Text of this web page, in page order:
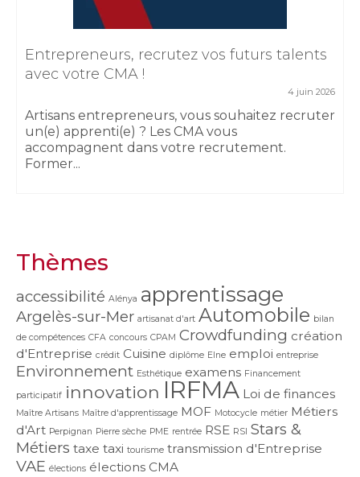
Entrepreneurs, recrutez vos futurs talents
avec votre CMA !
4 juin 2026
Artisans entrepreneurs, vous souhaitez recruter
un(e) apprenti(e) ? Les CMA vous
accompagnent dans votre recrutement.
Former...
Thèmes
accessibilité Alénya apprentissage
Argelès-sur-Mer artisanat d'art Automobile bilan
de compétences CFA concours CPAM Crowdfunding création
d'Entreprise crédit Cuisine diplôme Elne emploi entreprise
Environnement Esthétique examens Financement
participatif innovation IRFMA Loi de finances
Maître Artisans Maître d'apprentissage MOF Motocycle métier Métiers
d'Art Perpignan Pierre sèche PME rentrée RSE RSI Stars &
Métiers taxe taxi tourisme transmission d'Entreprise
VAE élections élections CMA